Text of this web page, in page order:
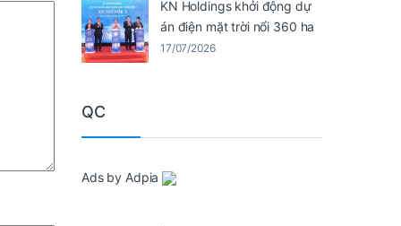
KN Holdings khởi động dự
án điện mặt trời nổi 360 ha
17/07/2026
QC
Ads by Adpia